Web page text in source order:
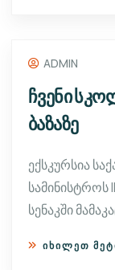
ADMIN
ჩვენი
ბაზაზე
ექსკურსია
სამინისტროს
სენაკში
ᲘᲮᲘᲚᲔᲗ